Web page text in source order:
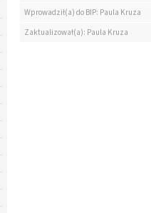
Wprowadził(a) do BIP: Paula Kruza
Zaktualizował(a): Paula Kruza